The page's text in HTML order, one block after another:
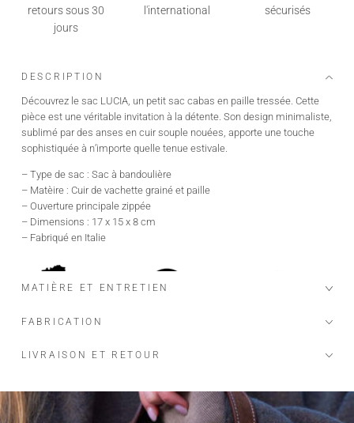
retours sous 30
jours
l'international
sécurisés
DESCRIPTION
Découvrez le sac LUCIA, un petit sac cabas en paille tressée. Cette
pièce est une véritable invitation à la détente. Son design minimaliste,
sublimé par des anses en cuir souple nouées, apporte une touche
sophistiquée à n’importe quelle tenue estivale.
– Type de sac : Sac à bandoulière
– Matèire : Cuir de vachette grainé et paille
– Ouverture principale zippée
– Dimensions : 17 x 15 x 8 cm
– Fabriqué en Italie
MATIÈRE ET ENTRETIEN
FABRICATION
LIVRAISON ET RETOUR